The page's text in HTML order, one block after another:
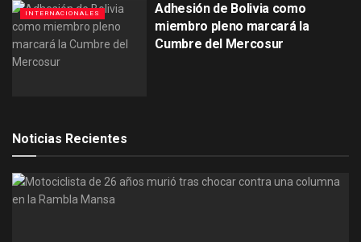
INTERNACIONALES
Adhesión de Bolivia como
miembro pleno marcará la
Cumbre del Mercosur
Noticias Recientes